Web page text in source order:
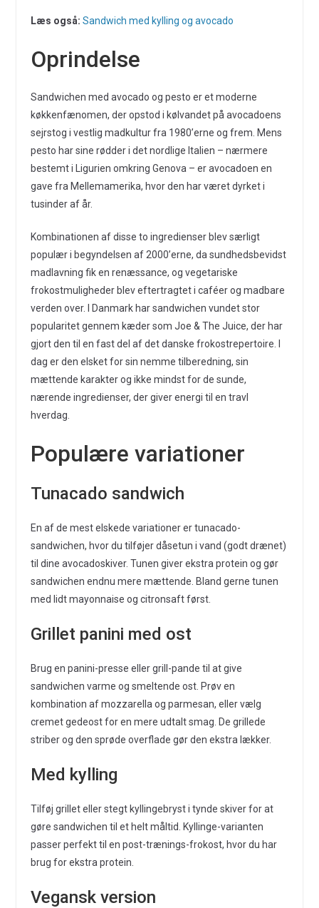
Læs også: Sandwich med kylling og avocado
Oprindelse
Sandwichen med avocado og pesto er et moderne
køkkenfænomen, der opstod i kølvandet på avocadoens
sejrstog i vestlig madkultur fra 1980’erne og frem. Mens
pesto har sine rødder i det nordlige Italien – nærmere
bestemt i Ligurien omkring Genova – er avocadoen en
gave fra Mellemamerika, hvor den har været dyrket i
tusinder af år.
Kombinationen af disse to ingredienser blev særligt
populær i begyndelsen af 2000’erne, da sundhedsbevidst
madlavning fik en renæssance, og vegetariske
frokostmuligheder blev eftertragtet i caféer og madbare
verden over. I Danmark har sandwichen vundet stor
popularitet gennem kæder som Joe & The Juice, der har
gjort den til en fast del af det danske frokostrepertoire. I
dag er den elsket for sin nemme tilberedning, sin
mættende karakter og ikke mindst for de sunde,
nærende ingredienser, der giver energi til en travl
hverdag.
Populære variationer
Tunacado sandwich
En af de mest elskede variationer er tunacado-
sandwichen, hvor du tilføjer dåsetun i vand (godt drænet)
til dine avocadoskiver. Tunen giver ekstra protein og gør
sandwichen endnu mere mættende. Bland gerne tunen
med lidt mayonnaise og citronsaft først.
Grillet panini med ost
Brug en panini-presse eller grill-pande til at give
sandwichen varme og smeltende ost. Prøv en
kombination af mozzarella og parmesan, eller vælg
cremet gedeost for en mere udtalt smag. De grillede
striber og den sprøde overflade gør den ekstra lækker.
Med kylling
Tilføj grillet eller stegt kyllingebryst i tynde skiver for at
gøre sandwichen til et helt måltid. Kyllinge-varianten
passer perfekt til en post-trænings-frokost, hvor du har
brug for ekstra protein.
Vegansk version